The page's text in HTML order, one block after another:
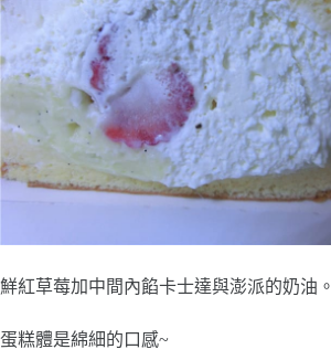
鮮紅草莓加中間內餡卡士達與澎派的奶油。
蛋糕體是綿細的口感~